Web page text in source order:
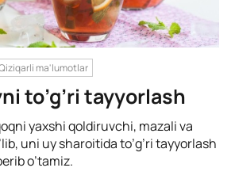
ma'lumotlar
to’g’ri tayyorlash
yaxshi qoldiruvchi, mazali va
uni uy sharoitida to’g’ri tayyorlash
o’tamiz.